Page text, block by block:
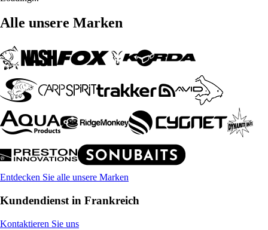
Alle unsere Marken
Entdecken Sie alle unsere Marken
Kundendienst in Frankreich
Kontaktieren Sie uns